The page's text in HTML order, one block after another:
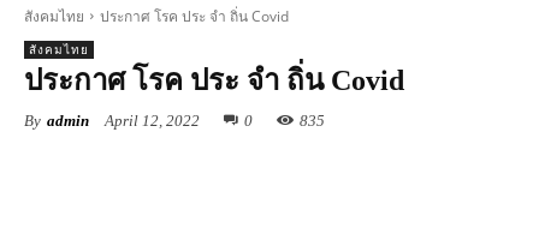
สังคมไทย ประกาศ โรค ประ จํา ถิ่น Covid
สังคมไทย
ประกาศ โรค ประ จํา ถิ่น Covid
By admin April 12, 2022 0 835